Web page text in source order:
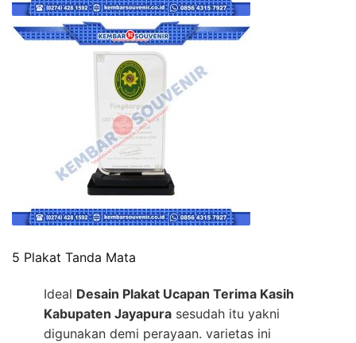
5 Plakat Tanda Mata
Ideal Desain Plakat Ucapan Terima Kasih
Kabupaten Jayapura sesudah itu yakni
digunakan demi perayaan. varietas ini